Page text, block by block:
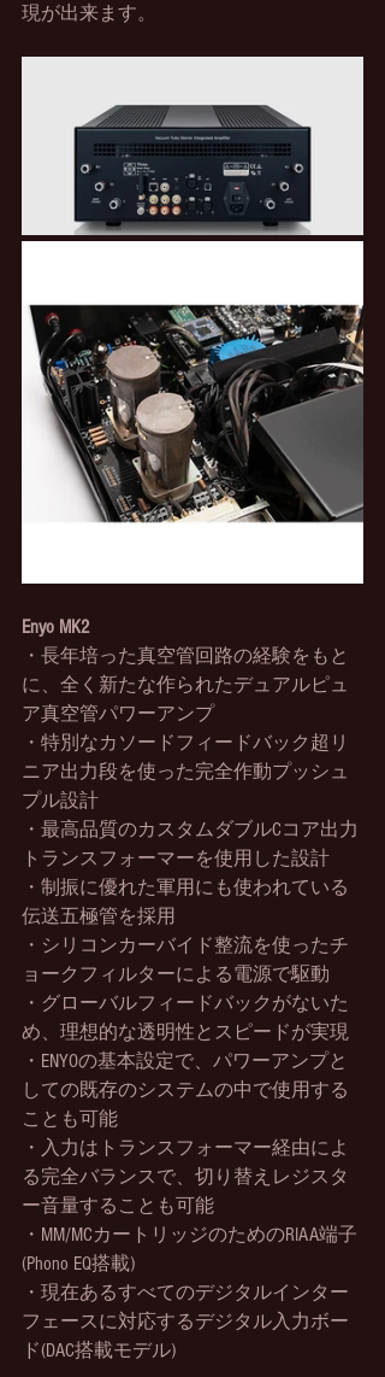
現が出来ます。
Enyo MK2
・長年培った真空管回路の経験をもと
に、全く新たな作られたデュアルピュ
ア真空管パワーアンプ
・特別なカソードフィードバック超リ
ニア出力段を使った完全作動プッシュ
プル設計
・最高品質のカスタムダブルCコア出力
トランスフォーマーを使用した設計
・制振に優れた軍用にも使われている
伝送五極管を採用
・シリコンカーバイド整流を使ったチ
ョークフィルターによる電源で駆動
・グローバルフィードバックがないた
め、理想的な透明性とスピードが実現
・ENYOの基本設定で、パワーアンプと
しての既存のシステムの中で使用する
ことも可能
・入力はトランスフォーマー経由によ
る完全バランスで、切り替えレジスタ
ー音量することも可能
・MM/MCカートリッジのためのRIAA端子
(Phono EQ搭載)
・現在あるすべてのデジタルインター
フェースに対応するデジタル入力ボー
ド(DAC搭載モデル)